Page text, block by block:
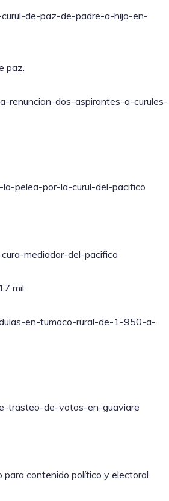
de-paz-de-padre-a-hijo-en-
paz.
renuncian-dos-aspirantes-a-curules-
pelea-por-la-curul-del-pacifico
mediador-del-pacifico
mil.
en-tumaco-rural-de-1-950-a-
trasteo-de-votos-en-guaviare
contenido político y electoral.